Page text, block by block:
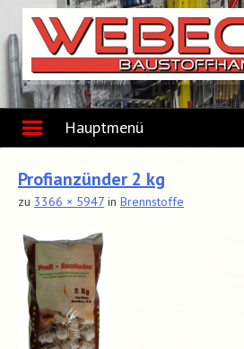
content
Hauptmenü
Profianzünder 2 kg
zu 3366 × 5947 in Brennstoffe